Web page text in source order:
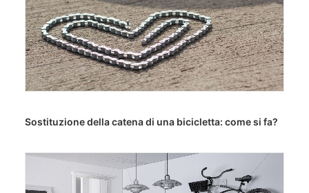
Sostituzione della catena di una bicicletta: come si fa?